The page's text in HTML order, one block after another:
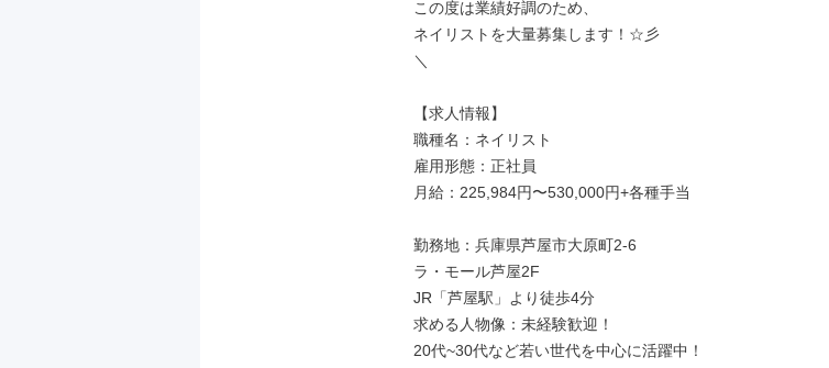
この度は業績好調のため、
ネイリストを大量募集します！☆彡
＼
【求人情報】
職種名：ネイリスト
雇用形態：正社員
月給：225,984円〜530,000円+各種手当
勤務地：兵庫県芦屋市大原町2-6
ラ・モール芦屋2F
JR「芦屋駅」より徒歩4分
求める人物像：未経験歓迎！
20代~30代など若い世代を中心に活躍中！